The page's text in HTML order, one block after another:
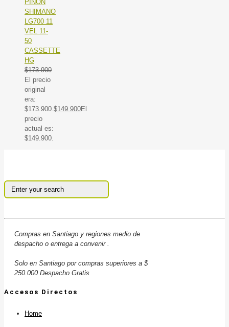
PIÑON
SHIMANO
LG700 11
VEL 11-
50
CASSETTE
HG
$173.900
El precio
original
era:
$173.900.$149.900El
precio
actual es:
$149.900.
Compras en Santiago y regiones medio de
despacho o entrega a convenir .
Solo en Santiago por compras superiores a $
250.000 Despacho Gratis
Accesos Directos
Home